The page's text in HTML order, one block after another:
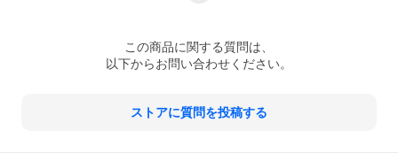
この商品に関する質問は、
以下からお問い合わせください。
ストアに質問を投稿する